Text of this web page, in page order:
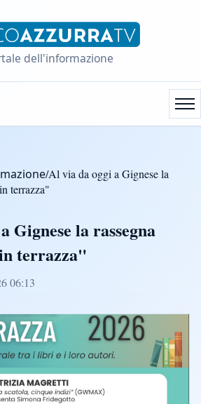
dell'informazione
/Al via da oggi a Gignese la
terrazza"
Gignese la rassegna
terrazza"
06:13